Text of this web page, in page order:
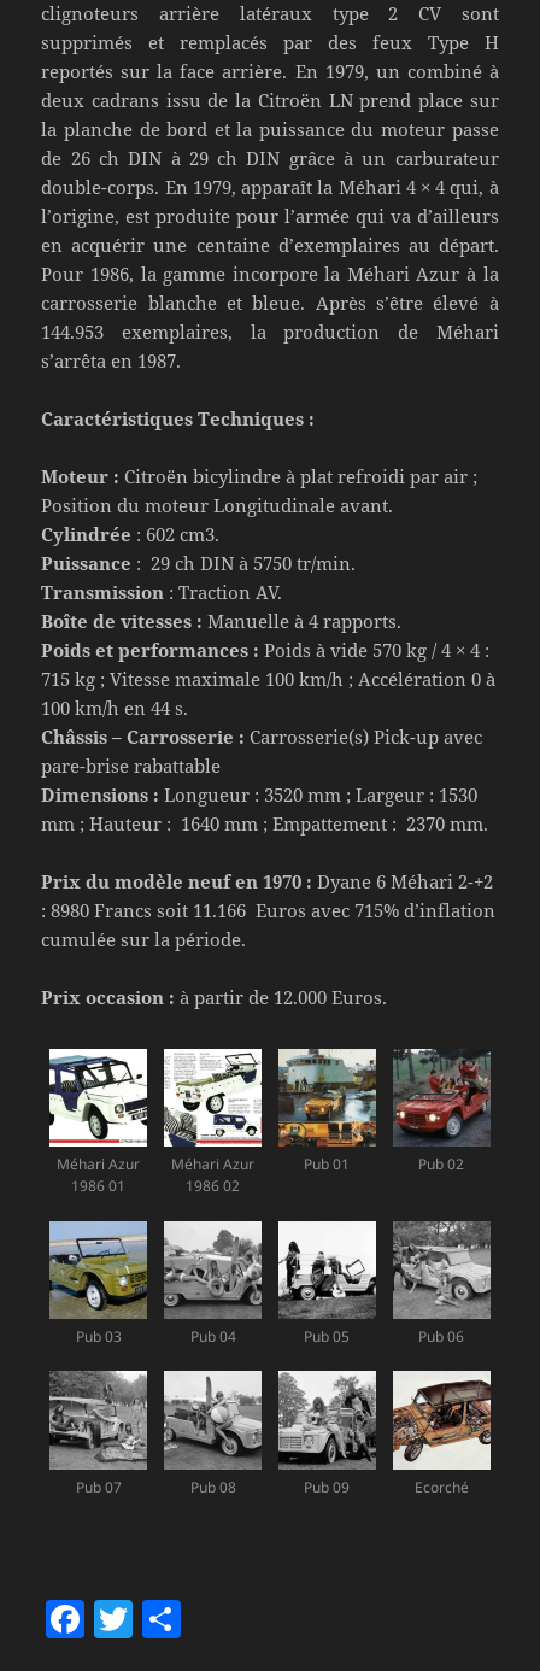
clignoteurs arrière latéraux type 2 CV sont
supprimés et remplacés par des feux Type H
reportés sur la face arrière. En 1979, un combiné à
deux cadrans issu de la Citroën LN prend place sur
la planche de bord et la puissance du moteur passe
de 26 ch DIN à 29 ch DIN grâce à un carburateur
double-corps. En 1979, apparaît la Méhari 4 × 4 qui, à
l’origine, est produite pour l’armée qui va d’ailleurs
en acquérir une centaine d’exemplaires au départ.
Pour 1986, la gamme incorpore la Méhari Azur à la
carrosserie blanche et bleue. Après s’être élevé à
144.953 exemplaires, la production de Méhari
s’arrêta en 1987.
Caractéristiques Techniques :
Moteur : Citroën bicylindre à plat refroidi par air ;
Position du moteur Longitudinale avant.
Cylindrée : 602 cm3.
Puissance : 29 ch DIN à 5750 tr/min.
Transmission : Traction AV.
Boîte de vitesses : Manuelle à 4 rapports.
Poids et performances :Poids à vide 570 kg / 4 × 4 :
715 kg ; Vitesse maximale 100 km/h ; Accélération 0 à
100 km/h en 44 s.
Châssis – Carrosserie : Carrosserie(s) Pick-up avec
pare-brise rabattable
Dimensions :Longueur : 3520 mm ; Largeur : 1530
mm ; Hauteur : 1640 mm ; Empattement : 2370 mm.
Prix du modèle neuf en 1970 : Dyane 6 Méhari 2-+2
: 8980 Francs soit 11.166 Euros avec 715% d’inflation
cumulée sur la période.
Prix occasion :à partir de 12.000 Euros.
Méhari Azur
1986 01
Méhari Azur
1986 02
Pub 01 Pub 02
Pub 03 Pub 04 Pub 05 Pub 06
Pub 07 Pub 08 Pub 09 Ecorché
F T